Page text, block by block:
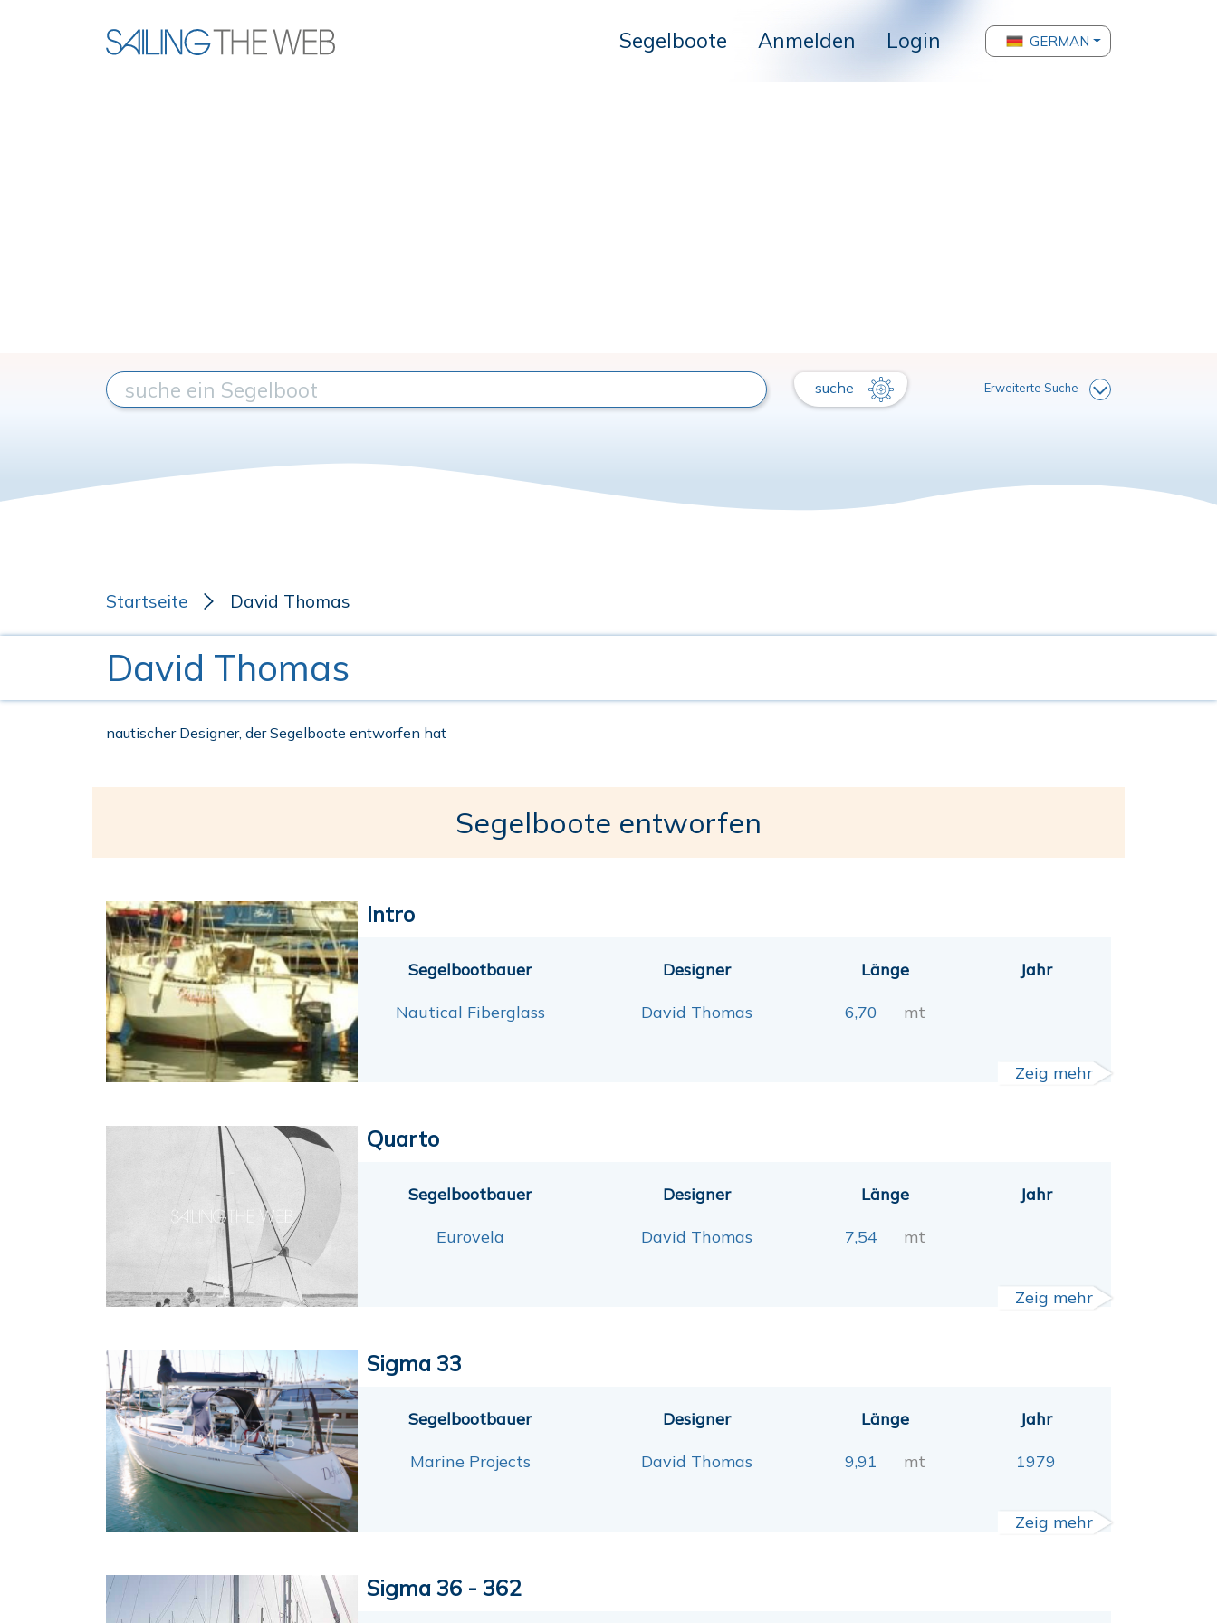
Segelboote Anmelden Login GERMAN
suche Erweiterte Suche
Startseite David Thomas
David Thomas
nautischer Designer, der Segelboote entworfen hat
Segelboote entworfen
Intro
Segelbootbauer
Nautical Fiberglass
Designer
David Thomas
Länge
6,70 mt
Jahr
Zeig mehr
Quarto
Segelbootbauer
Eurovela
Designer
David Thomas
Länge
7,54 mt
Jahr
Zeig mehr
Sigma 33
Segelbootbauer
Marine Projects
Designer
David Thomas
Länge
9,91 mt
Jahr
1979
Zeig mehr
Sigma 36 - 362